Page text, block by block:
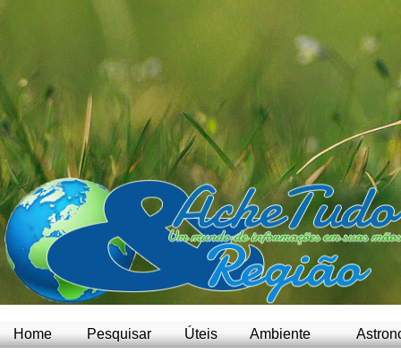
Home Pesquisar Úteis Ambiente